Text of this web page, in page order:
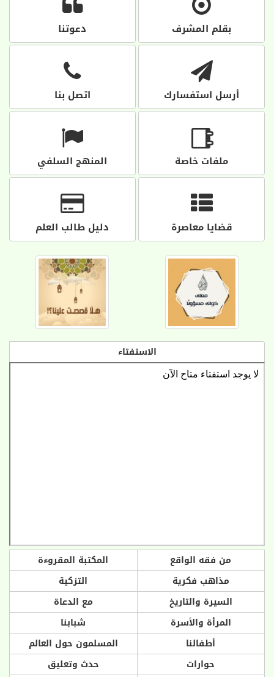
بقلم المشرف دعوتنا
أرسل استفسارك اتصل بنا
ملفات خاصة المنهج السلفي
قضايا معاصرة دليل طالب العلم
الاستفتاء
من فقه الواقع
المكتبة المقروءة
مذاهب فكرية
التزكية
السيرة والتاريخ
مع الدعاة
المرأة والأسرة
شبابنا
أطفالنا
المسلمون حول العالم
حوارات
حدث وتعليق